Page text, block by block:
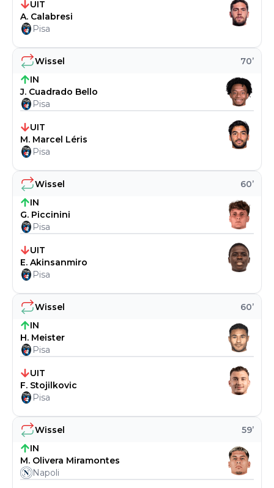
Wissel 59’
IN
M. Olivera Miramontes
Napoli
Wissel 60’
IN
H. Meister
Pisa
UIT
F. Stojilkovic
Pisa
Wissel 60’
IN
G. Piccinini
Pisa
UIT
E. Akinsanmiro
Pisa
Wissel 70’
IN
J. Cuadrado Bello
Pisa
UIT
M. Marcel Léris
Pisa
UIT
A. Calabresi
Pisa